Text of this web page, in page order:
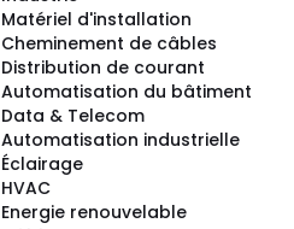
Matériel d'installation
Cheminement de câbles
Distribution de courant
Automatisation du bâtiment
Data & Telecom
Automatisation industrielle
Éclairage
HVAC
Energie renouvelable